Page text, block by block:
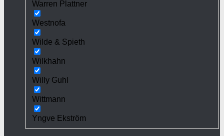
Warren Plattner
Westnofa
Wilde & Spieth
Wilkhahn
Willy Guhl
Wittmann
Yngve Ekström